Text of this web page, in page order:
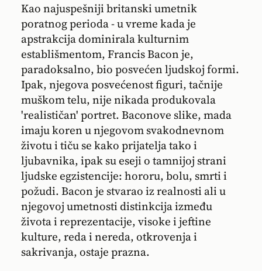
Kao najuspešniji britanski umetnik
poratnog perioda - u vreme kada je
apstrakcija dominirala kulturnim
establišmentom, Francis Bacon je,
paradoksalno, bio posvećen ljudskoj formi.
Ipak, njegova posvećenost figuri, tačnije
muškom telu, nije nikada produkovala
'realističan' portret. Baconove slike, mada
imaju koren u njegovom svakodnevnom
životu i tiču se kako prijatelja tako i
ljubavnika, ipak su eseji o tamnijoj strani
ljudske egzistencije: hororu, bolu, smrti i
požudi. Bacon je stvarao iz realnosti ali u
njegovoj umetnosti distinkcija između
života i reprezentacije, visoke i jeftine
kulture, reda i nereda, otkrovenja i
sakrivanja, ostaje prazna.